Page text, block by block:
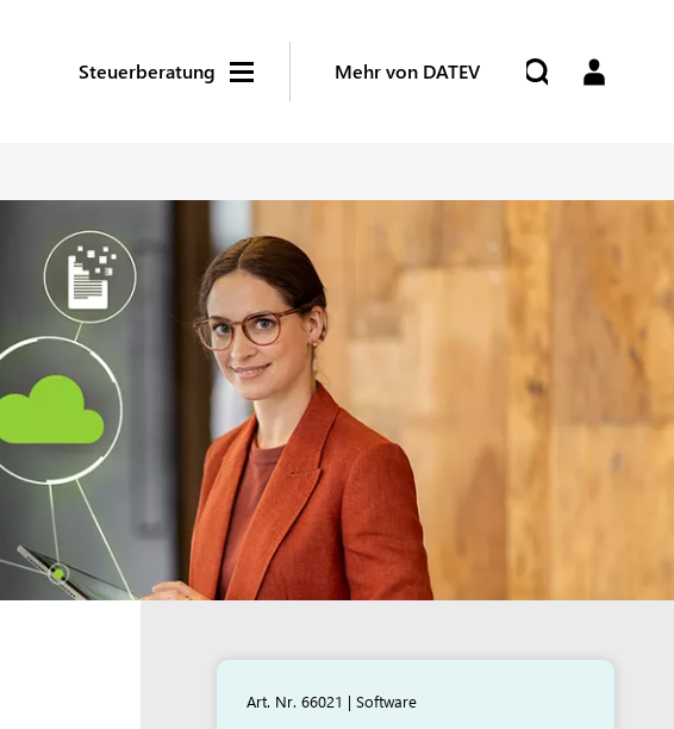
Steuerberatung Mehr von DATEV
Art. Nr. 66021 | Software